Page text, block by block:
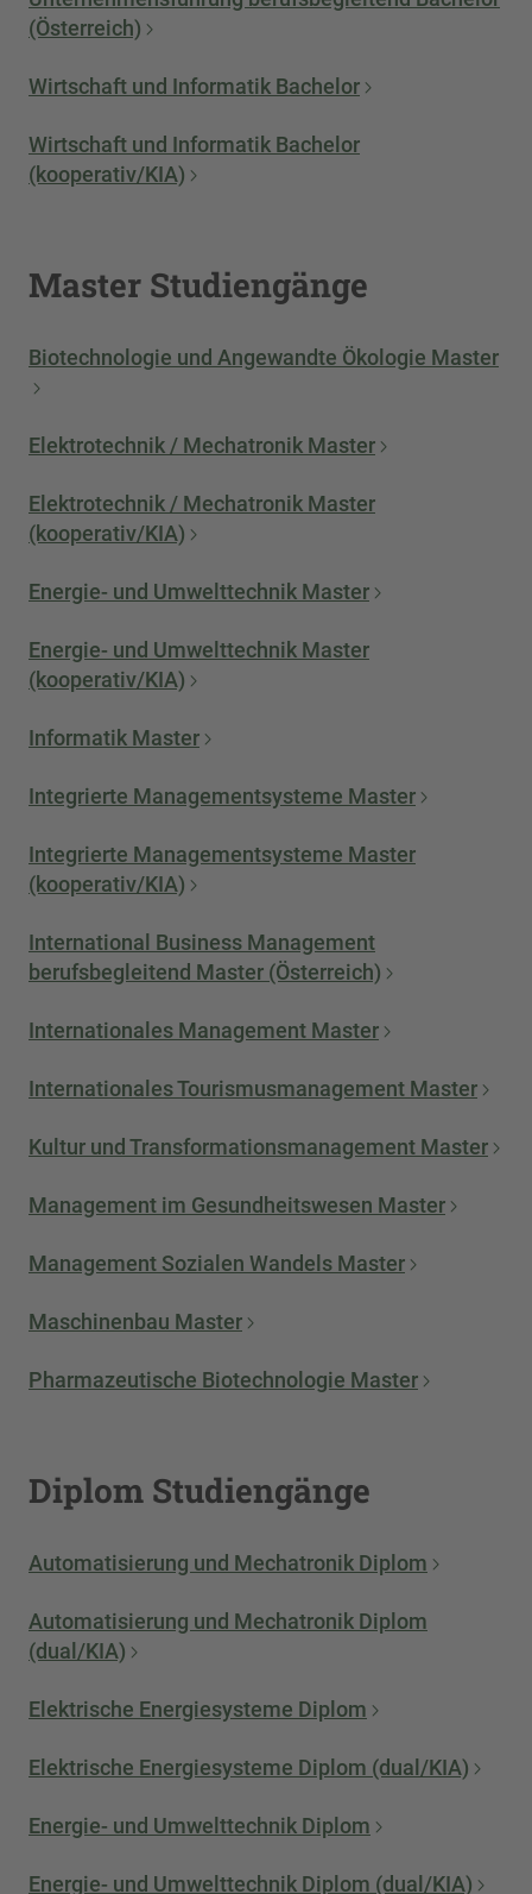
(Österreich)
Wirtschaft und Informatik Bachelor
Wirtschaft und Informatik Bachelor
(kooperativ/KIA)
Master Studiengänge
Biotechnologie und Angewandte Ökologie Master
Elektrotechnik / Mechatronik Master
Elektrotechnik / Mechatronik Master
(kooperativ/KIA)
Energie- und Umwelttechnik Master
Energie- und Umwelttechnik Master
(kooperativ/KIA)
Informatik Master
Integrierte Managementsysteme Master
Integrierte Managementsysteme Master
(kooperativ/KIA)
International Business Management
berufsbegleitend Master (Österreich)
Internationales Management Master
Internationales Tourismusmanagement Master
Kultur und Transformationsmanagement Master
Management im Gesundheitswesen Master
Management Sozialen Wandels Master
Maschinenbau Master
Pharmazeutische Biotechnologie Master
Diplom Studiengänge
Automatisierung und Mechatronik Diplom
Automatisierung und Mechatronik Diplom
(dual/KIA)
Elektrische Energiesysteme Diplom
Elektrische Energiesysteme Diplom (dual/KIA)
Energie- und Umwelttechnik Diplom
Energie- und Umwelttechnik Diplom (dual/KIA)